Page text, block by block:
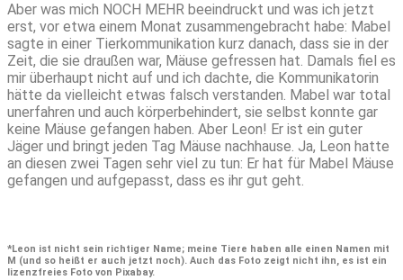
Aber was mich NOCH MEHR beeindruckt und was ich jetzt
erst, vor etwa einem Monat zusammengebracht habe: Mabel
sagte in einer Tierkommunikation kurz danach, dass sie in der
Zeit, die sie draußen war, Mäuse gefressen hat. Damals fiel es
mir überhaupt nicht auf und ich dachte, die Kommunikatorin
hätte da vielleicht etwas falsch verstanden. Mabel war total
unerfahren und auch körperbehindert, sie selbst konnte gar
keine Mäuse gefangen haben. Aber Leon! Er ist ein guter
Jäger und bringt jeden Tag Mäuse nachhause. Ja, Leon hatte
an diesen zwei Tagen sehr viel zu tun: Er hat für Mabel Mäuse
gefangen und aufgepasst, dass es ihr gut geht.
*Leon ist nicht sein richtiger Name; meine Tiere haben alle einen Namen mit
M (und so heißt er auch jetzt noch). Auch das Foto zeigt nicht ihn, es ist ein
lizenzfreies Foto von Pixabay.